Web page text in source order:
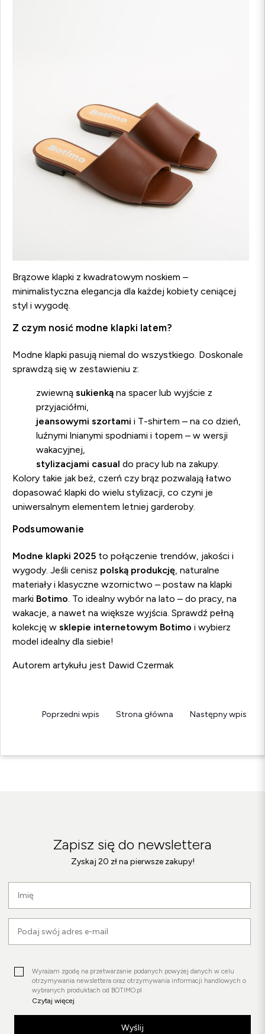
Brązowe klapki z kwadratowym noskiem –
minimalistyczna elegancja dla każdej kobiety ceniącej
styl i wygodę.
Z czym nosić modne klapki latem?
Modne klapki pasują niemal do wszystkiego. Doskonale
sprawdzą się w zestawieniu z:
zwiewną sukienką na spacer lub wyjście z
przyjaciółmi,
jeansowymi szortami i T-shirtem – na co dzień,
luźnymi lnianymi spodniami i topem – w wersji
wakacyjnej,
stylizacjami casual do pracy lub na zakupy.
Kolory takie jak beż, czerń czy brąz pozwalają łatwo
dopasować klapki do wielu stylizacji, co czyni je
uniwersalnym elementem letniej garderoby.
Podsumowanie
Modne klapki 2025 to połączenie trendów, jakości i
wygody. Jeśli cenisz polską produkcję, naturalne
materiały i klasyczne wzornictwo – postaw na klapki
marki Botimo. To idealny wybór na lato – do pracy, na
wakacje, a nawet na większe wyjścia. Sprawdź pełną
kolekcję w sklepie internetowym Botimo i wybierz
model idealny dla siebie!
Autorem artykułu jest Dawid Czermak
Poprzedni wpis Strona główna Następny wpis
Zapisz się do newslettera
Zyskaj 20 zł na pierwsze zakupy!
Wyrażam zgodę na przetwarzanie podanych powyżej danych w celu
otrzymywania newslettera oraz otrzymywania informacji handlowych o
wybranych produktach od BOTIMO.pl
Czytaj więcej
Wyślij